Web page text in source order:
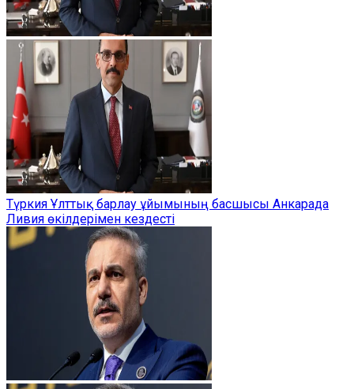
Түркия Ұлттық барлау ұйымының басшысы Анкарада
Ливия өкілдерімен кездесті